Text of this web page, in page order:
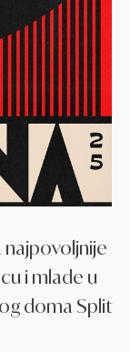
najpovoljnije
i mlade u
doma Split